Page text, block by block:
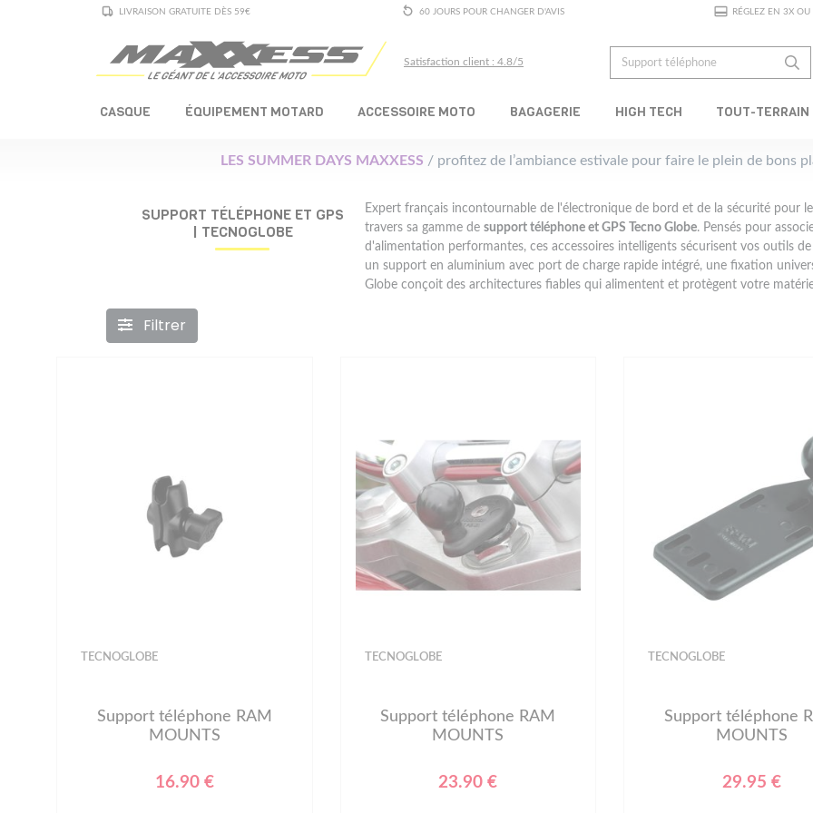
LIVRAISON GRATUITE DÈS 59€ 60 JOURS POUR CHANGER D'AVIS RÉGLEZ EN 3X
Satisfaction client : 4.8/5
CASQUE ÉQUIPEMENT MOTARD ACCESSOIRE MOTO BAGAGERIE HIGH TECH TOUT-TERRAIN
LES SUMMER DAYS MAXXESS / profitez de l’ambiance estivale pour faire le plein de bons
SUPPORT TÉLÉPHONE ET GPS
| TECNOGLOBE
Expert français incontournable de l'électronique de bord et de la sécurité pour
travers sa gamme de support téléphone et GPS Tecno Globe. Pensés pour
d'alimentation performantes, ces accessoires intelligents sécurisent vos outils
un support en aluminium avec port de charge rapide intégré, une fixation
Globe conçoit des architectures fiables qui alimentent et protègent votre
Filtrer
TECNOGLOBE
Support téléphone RAM
MOUNTS
16.90 €
TECNOGLOBE
Support téléphone RAM
MOUNTS
23.90 €
TECNOGLOBE
Support téléphone
MOUNTS
29.95 €